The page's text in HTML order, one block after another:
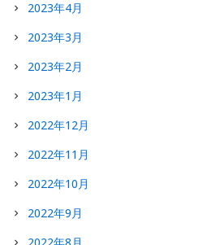
2023年4月
2023年3月
2023年2月
2023年1月
2022年12月
2022年11月
2022年10月
2022年9月
2022年8月